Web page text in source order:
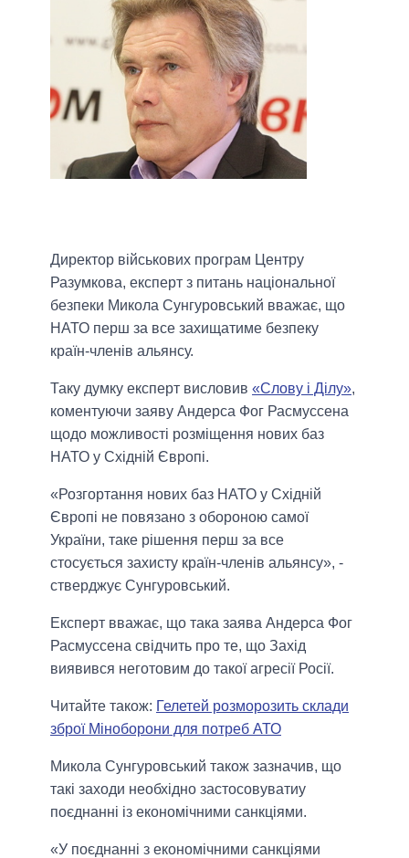
Директор військових програм Центру
Разумкова, експерт з питань національної
безпеки Микола Сунгуровський вважає, що
НАТО перш за все захищатиме безпеку
країн-членів альянсу.
Таку думку експерт висловив «Слову і Ділу»,
коментуючи заяву Андерса Фог Расмуссена
щодо можливості розміщення нових баз
НАТО у Східній Європі.
«Розгортання нових баз НАТО у Східній
Європі не повязано з обороною самої
України, таке рішення перш за все
стосується захисту країн-членів альянсу», -
стверджує Сунгуровський.
Експерт вважає, що така заява Андерса Фог
Расмуссена свідчить про те, що Захід
виявився неготовим до такої агресії Росії.
Читайте також: Гелетей розморозить склади
зброї Міноборони для потреб АТО
Микола Сунгуровський також зазначив, що
такі заходи необхідно застосовуватиу
поєднанні із економічними санкціями.
«У поєднанні з економічними санкціями